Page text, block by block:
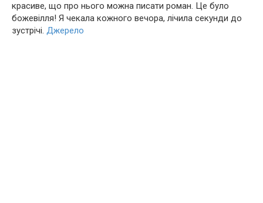
красиве, що про нього можна писати роман. Це було
божевілля! Я чекала кожного вечора, лічила секунди до
зустрічі. Джерело